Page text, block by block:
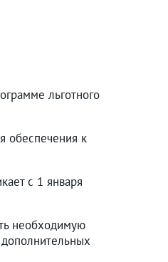
льготного
обеспечения к
с 1 января
необходимую